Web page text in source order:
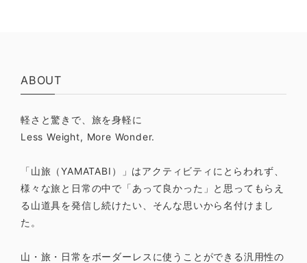
ABOUT
軽さと驚きで、旅を身軽に
Less Weight, More Wonder.
「山旅（YAMATABI）」はアクティビティにとらわれず、
様々な旅と日常の中で「あって良かった」と思ってもらえ
る山道具を発信し続けたい、そんな思いから名付けまし
た。
山・旅・日常をボーダーレスに使うことができる汎用性の